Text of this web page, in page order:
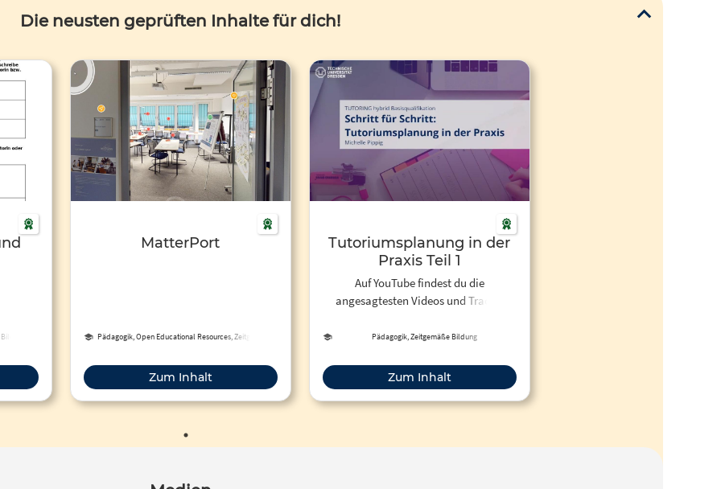
Die neusten geprüften Inhalte für dich!
MatterPort
Pädagogik, Open Educational Resources, Zeitgemäße
Zum Inhalt
Tutoriumsplanung in der
Praxis Teil 1
Auf YouTube findest du die
angesagtesten Videos und Tracks.
hochladen und mit Freunden oder
Pädagogik, Zeitgemäße Bildung
Zum Inhalt